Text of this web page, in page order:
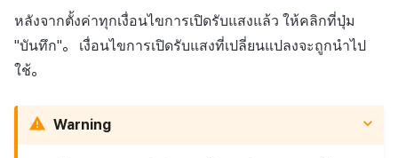
หลังจากตั้งค่าทุกเงื่อนไขการเปิดรับแสงแล้ว ให้คลิกที่ปุ่ม
"บันทึก"。 เงื่อนไขการเปิดรับแสงที่เปลี่ยนแปลงจะถูกนำไป
ใช้。
Warning